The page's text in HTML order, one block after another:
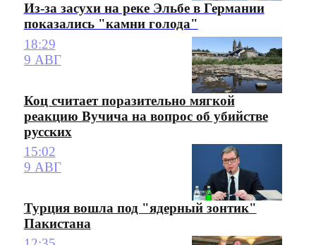
Из-за засухи на реке Эльбе в Германии
показались "камни голода"
18:29
9 АВГ
Коц считает поразительно мягкой
реакцию Вучича на вопрос об убийстве
русских
15:02
9 АВГ
Турция вошла под "ядерный зонтик"
Пакистана